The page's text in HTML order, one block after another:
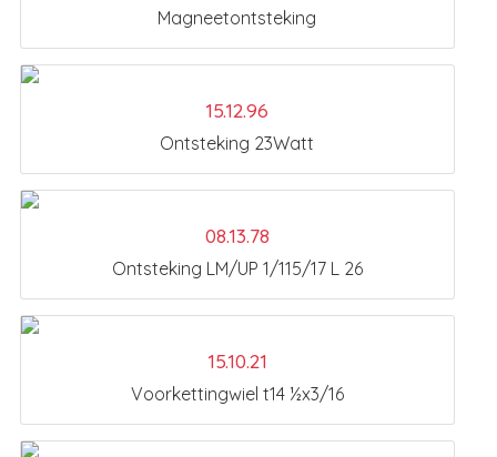
Magneetontsteking
15.12.96
Ontsteking 23Watt
08.13.78
Ontsteking LM/UP 1/115/17 L 26
15.10.21
Voorkettingwiel t14 ½x3/16